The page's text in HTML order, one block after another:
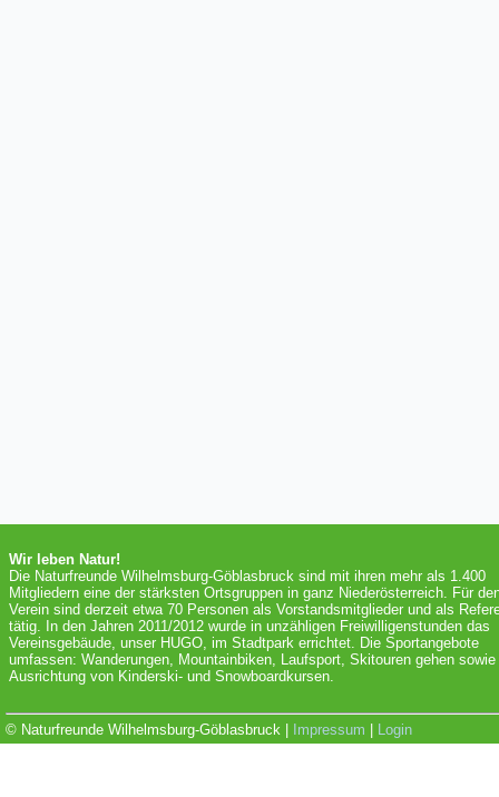
Wir leben Natur!
Die Naturfreunde Wilhelmsburg-Göblasbruck sind mit ihren mehr als 1.400
Mitgliedern eine der stärksten Ortsgruppen in ganz Niederösterreich. Für
Verein sind derzeit etwa 70 Personen als Vorstandsmitglieder und als
tätig. In den Jahren 2011/2012 wurde in unzähligen Freiwilligenstunden das
Vereinsgebäude, unser HUGO, im Stadtpark errichtet. Die Sportangebote
umfassen: Wanderungen, Mountainbiken, Laufsport, Skitouren gehen sowie
Ausrichtung von Kinderski- und Snowboardkursen.
© Naturfreunde Wilhelmsburg-Göblasbruck | Impressum Login